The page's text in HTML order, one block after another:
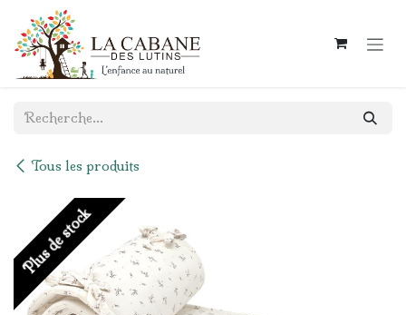
Se rendre au contenu
Tous les produits
Plus de stock